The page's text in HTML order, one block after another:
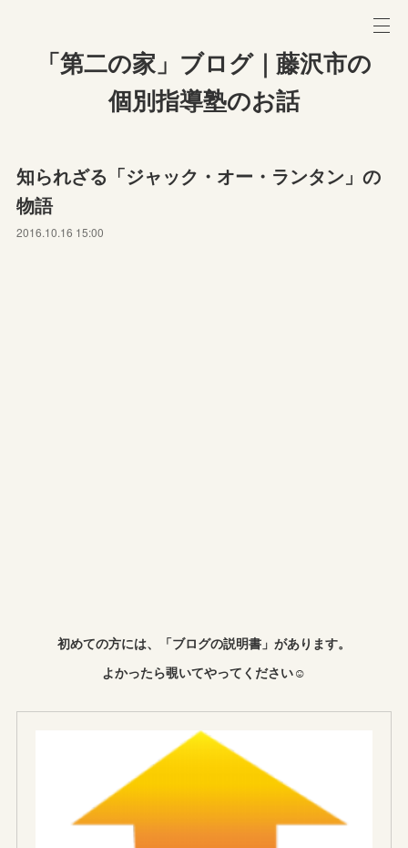
「第二の家」ブログ｜藤沢市の
個別指導塾のお話
知られざる「ジャック・オー・ランタン」の
物語
2016.10.16 15:00
初めての方には、「ブログの説明書」があります。
よかったら覗いてやってください☺︎